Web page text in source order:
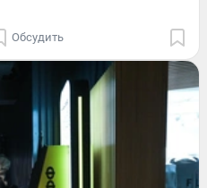
Обсудить